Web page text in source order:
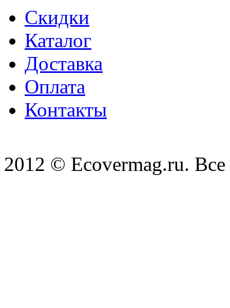
Скидки
Каталог
Доставка
Оплата
Контакты
2012 © Ecovermag.ru.